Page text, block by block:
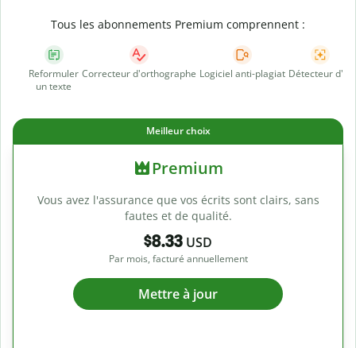
Tous les abonnements Premium comprennent :
Reformuler
un texte
Correcteur d'orthographe Logiciel anti-plagiat Détecteur d'IA
Meilleur choix
Premium
Vous avez l'assurance que vos écrits sont clairs, sans
fautes et de qualité.
$8.33 USD
Par mois, facturé annuellement
Mettre à jour